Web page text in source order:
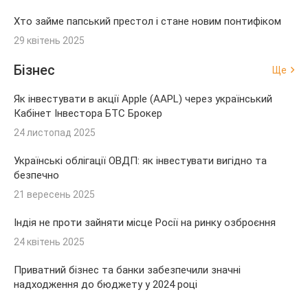
Хто займе папський престол і стане новим понтифіком
29 квітень 2025
Бізнес Ще
Як інвестувати в акції Apple (AAPL) через український
Кабінет Інвестора БТС Брокер
24 листопад 2025
Українські облігації ОВДП: як інвестувати вигідно та
безпечно
21 вересень 2025
Індія не проти зайняти місце Росії на ринку озброєння
24 квітень 2025
Приватний бізнес та банки забезпечили значні
надходження до бюджету у 2024 році